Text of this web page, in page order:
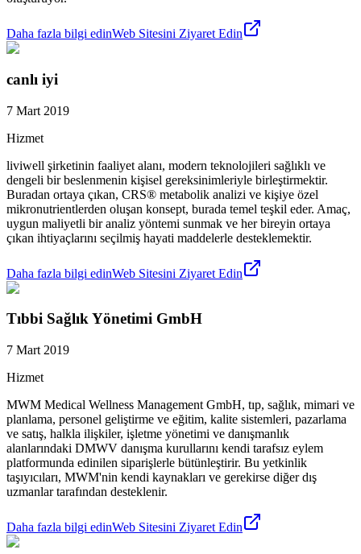
Daha fazla bilgi edinWeb Sitesini Ziyaret Edin
canlı iyi
7 Mart 2019
Hizmet
liviwell şirketinin faaliyet alanı, modern teknolojileri sağlıklı ve
dengeli bir beslenmenin kişisel gereksinimleriyle birleştirmektir.
Buradan ortaya çıkan, CRS® metabolik analizi ve kişiye özel
mikronutrientlerden oluşan konsept, burada temel teşkil eder. Amaç,
uygun maliyetli bir analiz yöntemi sunmak ve her bireyin ortaya
çıkan ihtiyaçlarını seçilmiş hayati maddelerle desteklemektir.
Daha fazla bilgi edinWeb Sitesini Ziyaret Edin
Tıbbi Sağlık Yönetimi GmbH
7 Mart 2019
Hizmet
MWM Medical Wellness Management GmbH, tıp, sağlık, mimari ve
planlama, personel geliştirme ve eğitim, kalite sistemleri, pazarlama
ve satış, halkla ilişkiler, işletme yönetimi ve danışmanlık
alanlarındaki DMWV danışma kurullarını kendi tarafsız eylem
platformunda edinilen siparişlerle bütünleştirir. Bu yetkinlik
taşıyıcıları, MWM'nin kendi kaynakları ve gerekirse diğer dış
uzmanlar tarafından desteklenir.
Daha fazla bilgi edinWeb Sitesini Ziyaret Edin